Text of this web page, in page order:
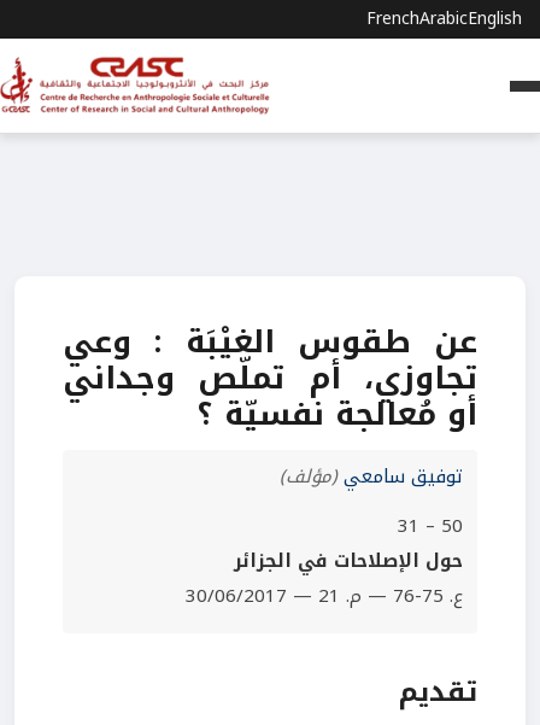
FrenchArabicEnglish
عن طقوس الغيْبَة : وعي
تجاوزي، أم تملّص وجداني
أو مُعالجة نفسيّة ؟
توفيق سامعي(مؤلف)
50 – 31
حول الإصلاحات في الجزائر
ع. 75-76 — م. 21 — 30/06/2017
تقديم